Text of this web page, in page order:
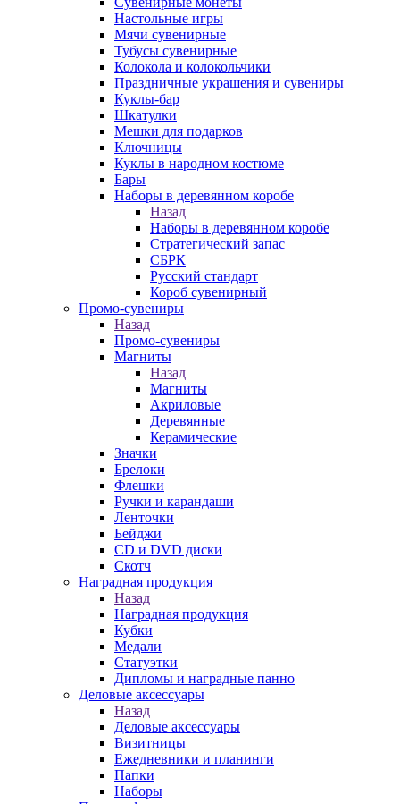
Настольные игры
Мячи сувенирные
Тубусы сувенирные
Колокола и колокольчики
Праздничные украшения и сувениры
Куклы-бар
Шкатулки
Мешки для подарков
Ключницы
Куклы в народном костюме
Бары
Наборы в деревянном коробе
Назад
Наборы в деревянном коробе
Стратегический запас
СБРК
Русский стандарт
Короб сувенирный
Промо-сувениры
Назад
Промо-сувениры
Магниты
Назад
Магниты
Акриловые
Деревянные
Керамические
Значки
Брелоки
Флешки
Ручки и карандаши
Ленточки
Бейджи
CD и DVD диски
Скотч
Наградная продукция
Назад
Наградная продукция
Кубки
Медали
Статуэтки
Дипломы и наградные панно
Деловые аксессуары
Назад
Деловые аксессуары
Визитницы
Ежедневники и планинги
Папки
Наборы